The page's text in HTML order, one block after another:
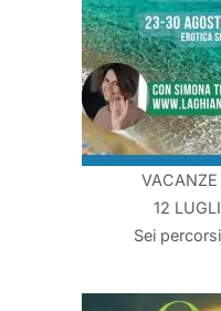
VACANZE
12
Sei